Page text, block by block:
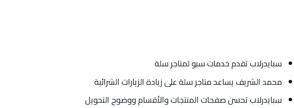
سبايدرلاب تقدم خدمات سيو لمتاجر سلة
محمد الشريف يساعد متاجر سلة على زيادة الزيارات الشرائية
سبايدرلاب تحسن صفحات المنتجات والأقسام ووضوح التحويل